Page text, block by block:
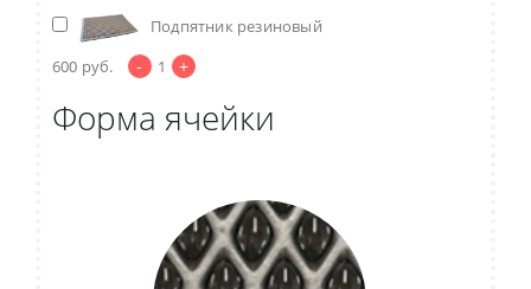
Подпятник резиновый
600 руб. - 1 +
Форма ячейки